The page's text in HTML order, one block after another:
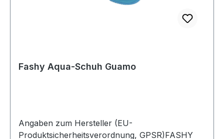
Fashy Aqua-Schuh Guamo
Angaben zum Hersteller (EU-
Produktsicherheitsverordnung, GPSR)FASHY